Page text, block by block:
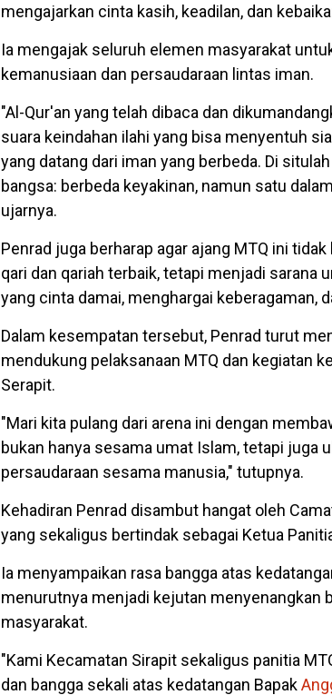
mengajarkan cinta kasih, keadilan, dan
Ia mengajak seluruh elemen masyarakat
kemanusiaan dan persaudaraan lintas iman.
"Al-Qur'an yang telah dibaca dan
suara keindahan ilahi yang bisa menyentuh
yang datang dari iman yang berbeda. Di
bangsa: berbeda keyakinan, namun satu
ujarnya.
Penrad juga berharap agar ajang MTQ ini
qari dan qariah terbaik, tetapi menjadi sarana
yang cinta damai, menghargai keberagaman,
Dalam kesempatan tersebut, Penrad turut
mendukung pelaksanaan MTQ dan kegiatan
Serapit.
"Mari kita pulang dari arena ini dengan
bukan hanya sesama umat Islam, tetapi juga
persaudaraan sesama manusia," tutupnya.
Kehadiran Penrad disambut hangat oleh
yang sekaligus bertindak sebagai Ketua
Ia menyampaikan rasa bangga atas
menurutnya menjadi kejutan menyenangkan
masyarakat.
"Kami Kecamatan Sirapit sekaligus panitia
dan bangga sekali atas kedatangan Bapak